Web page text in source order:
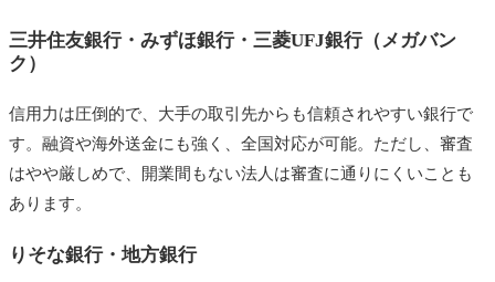
三井住友銀行・みずほ銀行・三菱UFJ銀行（メガバン
ク）
信用力は圧倒的で、大手の取引先からも信頼されやすい銀行で
す。融資や海外送金にも強く、全国対応が可能。ただし、審査
はやや厳しめで、開業間もない法人は審査に通りにくいことも
あります。
りそな銀行・地方銀行